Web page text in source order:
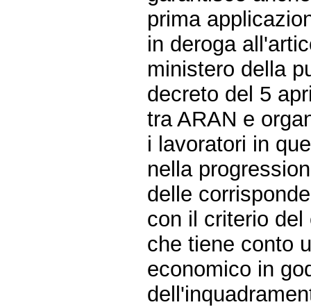
prima
in deroga
ministero della
decreto del 5
tra ARAN e
i lavoratori in
nella
delle
con il criterio
che tiene conto
economico in